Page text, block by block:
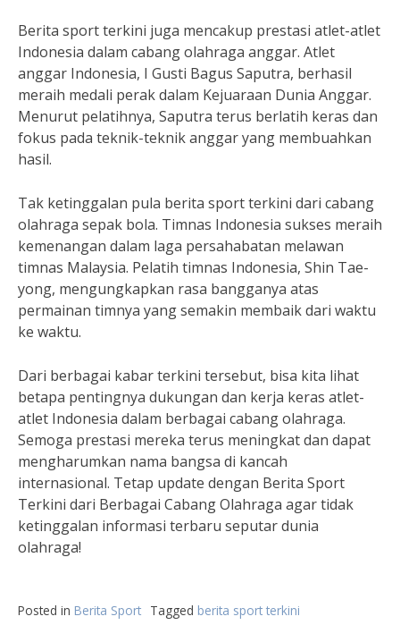
Berita sport terkini juga mencakup prestasi atlet-atlet
Indonesia dalam cabang olahraga anggar. Atlet
anggar Indonesia, I Gusti Bagus Saputra, berhasil
meraih medali perak dalam Kejuaraan Dunia Anggar.
Menurut pelatihnya, Saputra terus berlatih keras dan
fokus pada teknik-teknik anggar yang membuahkan
hasil.
Tak ketinggalan pula berita sport terkini dari cabang
olahraga sepak bola. Timnas Indonesia sukses meraih
kemenangan dalam laga persahabatan melawan
timnas Malaysia. Pelatih timnas Indonesia, Shin Tae-
yong, mengungkapkan rasa bangganya atas
permainan timnya yang semakin membaik dari waktu
ke waktu.
Dari berbagai kabar terkini tersebut, bisa kita lihat
betapa pentingnya dukungan dan kerja keras atlet-
atlet Indonesia dalam berbagai cabang olahraga.
Semoga prestasi mereka terus meningkat dan dapat
mengharumkan nama bangsa di kancah
internasional. Tetap update dengan Berita Sport
Terkini dari Berbagai Cabang Olahraga agar tidak
ketinggalan informasi terbaru seputar dunia
olahraga!
Posted in Berita Sport Tagged berita sport terkini